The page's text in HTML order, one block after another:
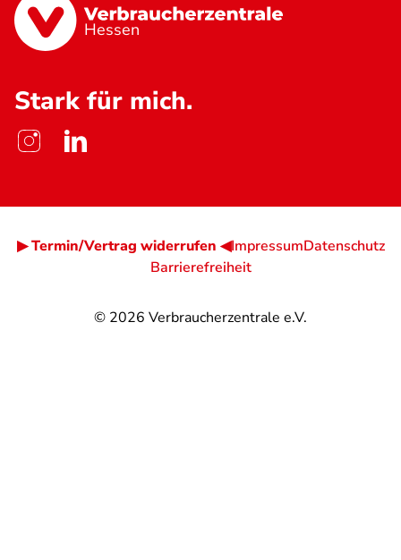
Hessen
Stark für mich.
© 2026 Verbraucherzentrale e.V.
▶ Termin/Vertrag widerrufen ◀ImpressumDatenschutz
Barrierefreiheit